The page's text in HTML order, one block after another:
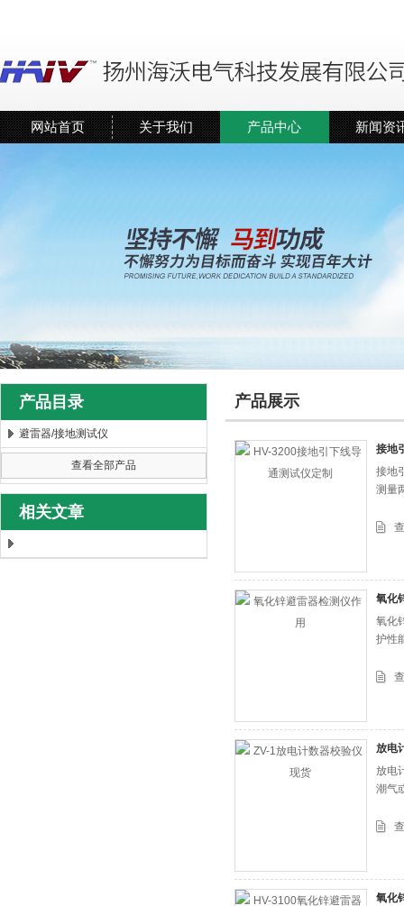
扬州海沃电气科技发展有限公司
网站首页 关于我们 产品中心 新闻资
产品目录
避雷器/接地测试仪
查看全部产品
相关文章
产品展示
接地
接地
测量
氧化
氧化
护性
放电
放电
潮气
氧化